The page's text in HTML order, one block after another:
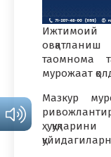
Ижтимоий
таомнома
мурожаат
Мазкур